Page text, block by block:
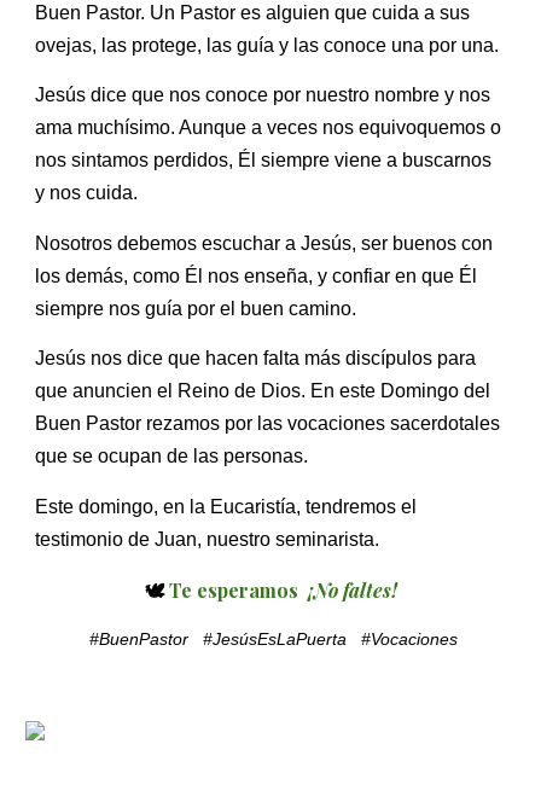
Buen Pastor. Un Pastor es alguien que cuida a sus
ovejas, las protege, las guía y las conoce una por una.
Jesús dice que nos conoce por nuestro nombre y nos
ama muchísimo. Aunque a veces nos equivoquemos o
nos sintamos perdidos, Él siempre viene a buscarnos
y nos cuida.
Nosotros debemos escuchar a Jesús, ser buenos con
los demás, como Él nos enseña, y confiar en que Él
siempre nos guía por el buen camino.
Jesús nos dice que hacen falta más discípulos para
que anuncien el Reino de Dios. En este Domingo del
Buen Pastor rezamos por las vocaciones sacerdotales
que se ocupan de las personas.
Este domingo, en la Eucaristía, tendremos el
testimonio de Juan, nuestro seminarista.
🕊️Te esperamos ¡No faltes!
#BuenPastor #JesúsEsLaPuerta #Vocaciones